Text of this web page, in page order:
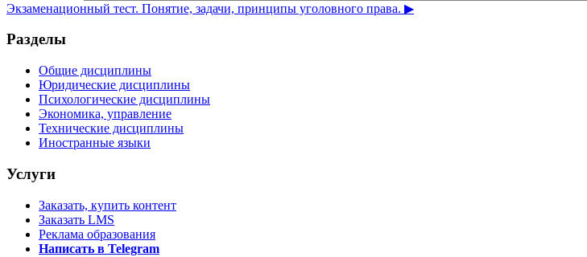
Экзаменационный тест. Понятие, задачи, принципы уголовного права. ▶︎
Разделы
Общие дисциплины
Юридические дисциплины
Психологические дисциплины
Экономика, управление
Технические дисциплины
Иностранные языки
Услуги
Заказать, купить контент
Заказать LMS
Реклама образования
Написать в Telegram